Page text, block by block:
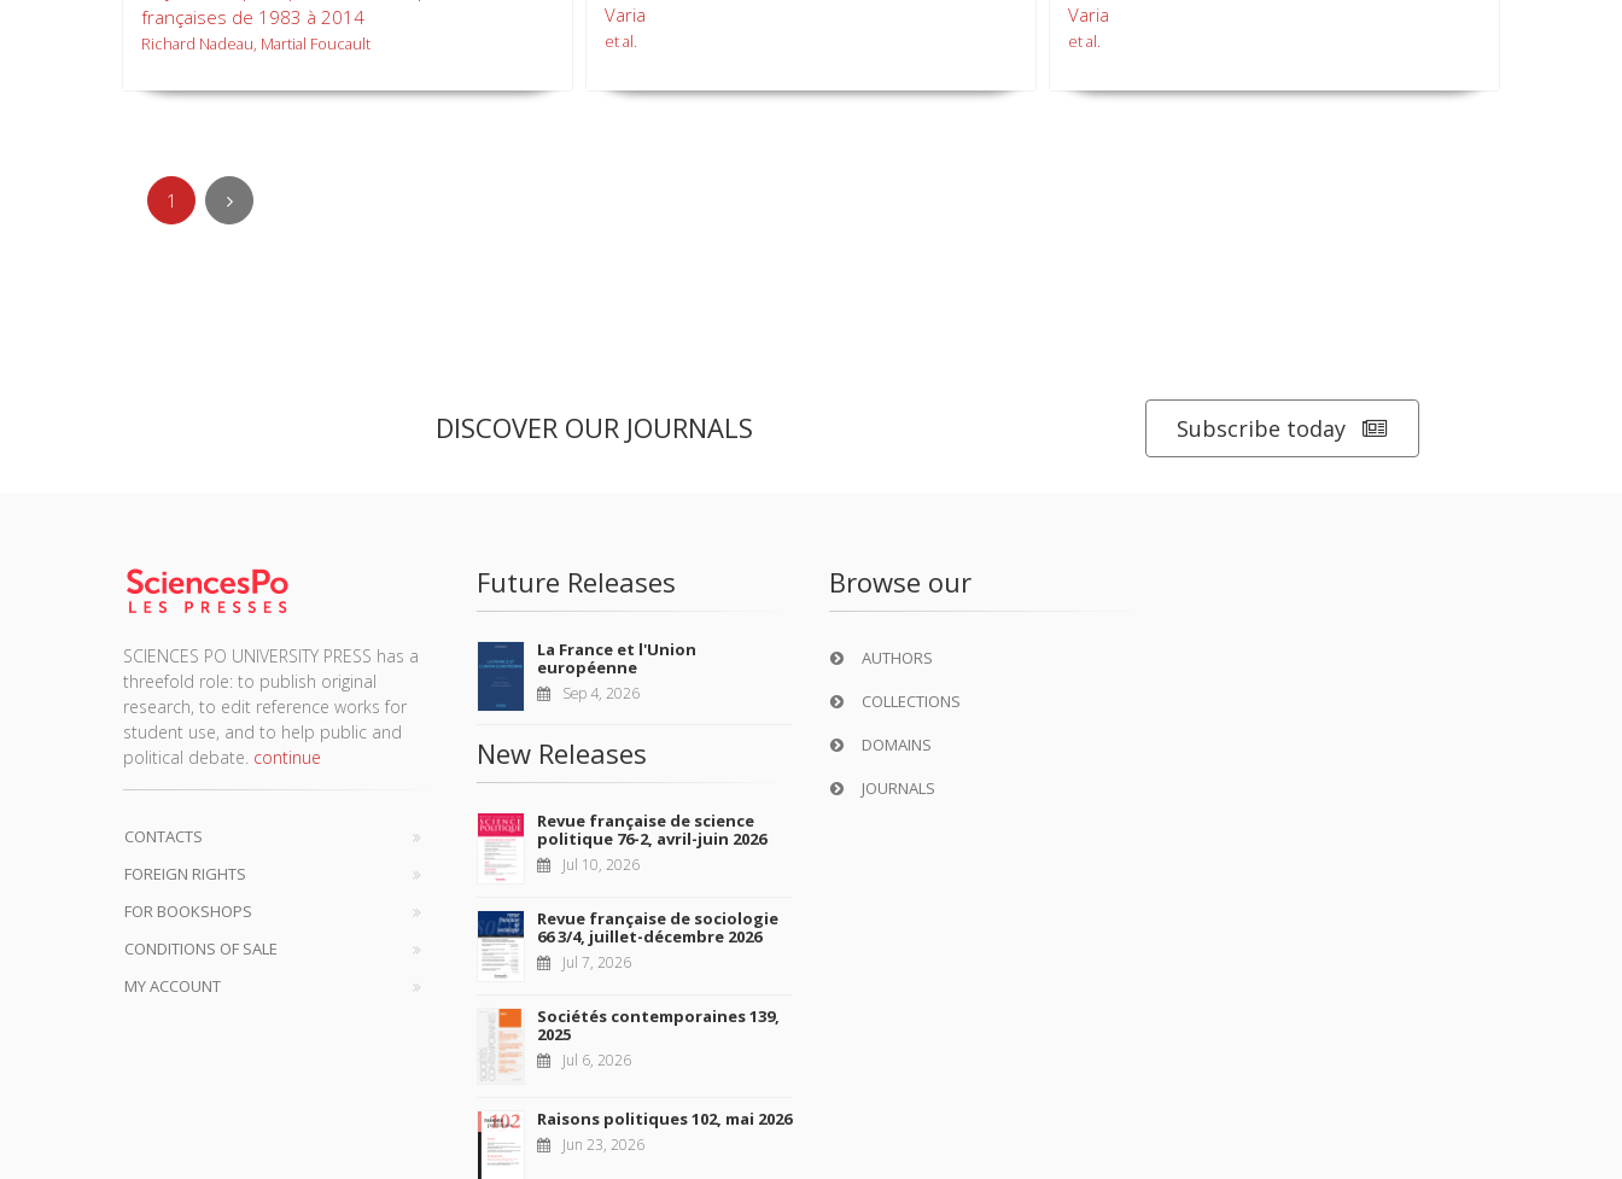
françaises de 1983 à 2014
Richard Nadeau, Martial Foucault
Varia
et al.
Varia
et al.
1
DISCOVER OUR JOURNALS Subscribe today
SCIENCES PO UNIVERSITY PRESS has a
threefold role: to publish original
research, to edit reference works for
student use, and to help public and
political debate. continue
CONTACTS
FOREIGN RIGHTS
FOR BOOKSHOPS
CONDITIONS OF SALE
MY ACCOUNT
Future Releases
La France et l'Union
européenne
Sep 4, 2026
New Releases
Revue française de science
politique 76-2, avril-juin 2026
Jul 10, 2026
Revue française de sociologie
66 3/4, juillet-décembre 2026
Jul 7, 2026
Sociétés contemporaines 139,
2025
Jul 6, 2026
Raisons politiques 102, mai 2026
Jun 23, 2026
Browse our
AUTHORS
COLLECTIONS
DOMAINS
JOURNALS